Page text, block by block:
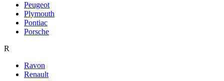
Peugeot
Plymouth
Pontiac
Porsche
R
Ravon
Renault